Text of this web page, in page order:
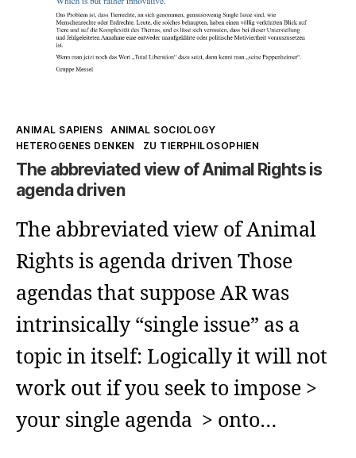
Kategorien
ANIMAL SAPIENS
ANIMAL SOCIOLOGY
HETEROGENES DENKEN
ZU TIERPHILOSOPHIEN
The abbreviated view of Animal Rights is
agenda driven
The abbreviated view of Animal
Rights is agenda driven Those
agendas that suppose AR was
intrinsically “single issue” as a
topic in itself: Logically it will not
work out if you seek to impose >
your single agenda > onto…